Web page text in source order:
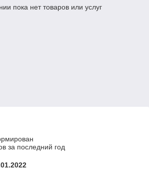
пока нет товаров или услуг
за последний год